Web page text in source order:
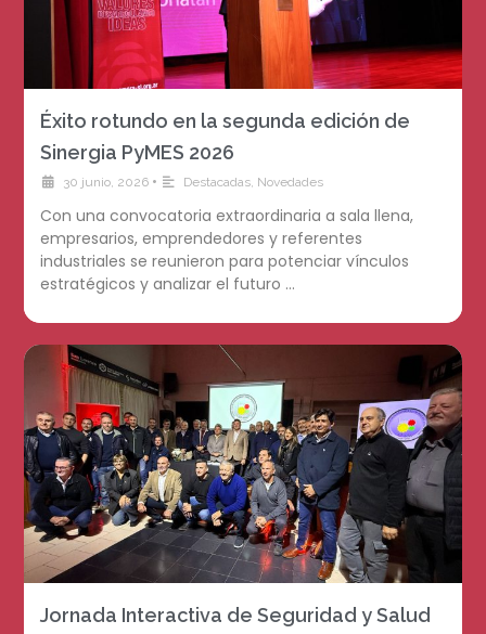
Éxito rotundo en la segunda edición de
Sinergia PyMES 2026
30 junio, 2026 • Destacadas, Novedades
Con una convocatoria extraordinaria a sala llena,
empresarios, emprendedores y referentes
industriales se reunieron para potenciar vínculos
estratégicos y analizar el futuro …
Jornada Interactiva de Seguridad y Salud